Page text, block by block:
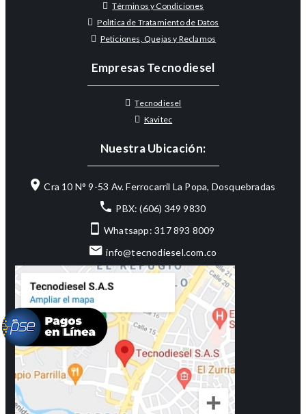
Términos y Condiciones
Política de Tratamiento de Datos
Peticiones, Quejas y Reclamos
Empresas Tecnodiesel
Tecnodiesel
Kavitec
Nuestra Ubicación:
Cra 10 N° 9-53 Av. Ferrocarril La Popa, Dosquebradas
PBX: (606) 349 9830
Whatsapp: 317 893 8009
info@tecnodiesel.com.co